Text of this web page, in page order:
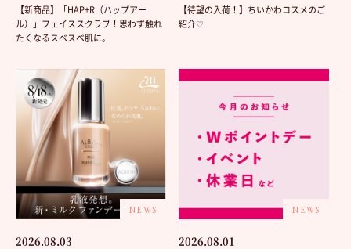
【新商品】「HAP+R（ハップアー
ル）」フェイススクラブ！思わず触れ
たくなるスベスベ肌に。
【待望の入荷！】ちいかわコスメのご
紹介♡
NEWS
2026.08.03
NEWS
2026.08.01